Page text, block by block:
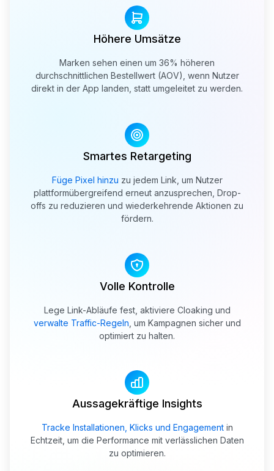
Höhere Umsätze
Marken sehen einen um 36% höheren
durchschnittlichen Bestellwert (AOV), wenn Nutzer
direkt in der App landen, statt umgeleitet zu werden.
Smartes Retargeting
Füge Pixel hinzu zu jedem Link, um Nutzer
plattformübergreifend erneut anzusprechen, Drop-
offs zu reduzieren und wiederkehrende Aktionen zu
fördern.
Volle Kontrolle
Lege Link-Abläufe fest, aktiviere Cloaking und
verwalte Traffic-Regeln , um Kampagnen sicher und
optimiert zu halten.
Aussagekräftige Insights
Tracke Installationen, Klicks und Engagementin
Echtzeit, um die Performance mit verlässlichen Daten
zu optimieren.